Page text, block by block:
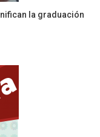
la graduación